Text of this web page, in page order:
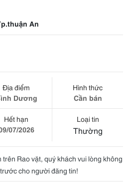
An
Địa điểm
Dương
Hình thức
Cần bán
Hết hạn
07/2026
Loại tin
Thường
Rao vặt, quý khách vui lòng không
cho người đăng tin!